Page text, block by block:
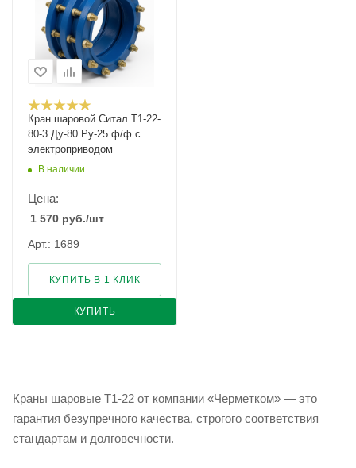
Кран шаровой Cитал T1-22-
80-3 Ду-80 Ру-25 ф/ф с
электроприводом
В наличии
Цена:
1 570 руб./шт
Арт.: 1689
КУПИТЬ
КУПИТЬ В 1 КЛИК
Краны шаровые T1-22 от компании «Черметком» — это
гарантия безупречного качества, строгого соответствия
стандартам и долговечности.